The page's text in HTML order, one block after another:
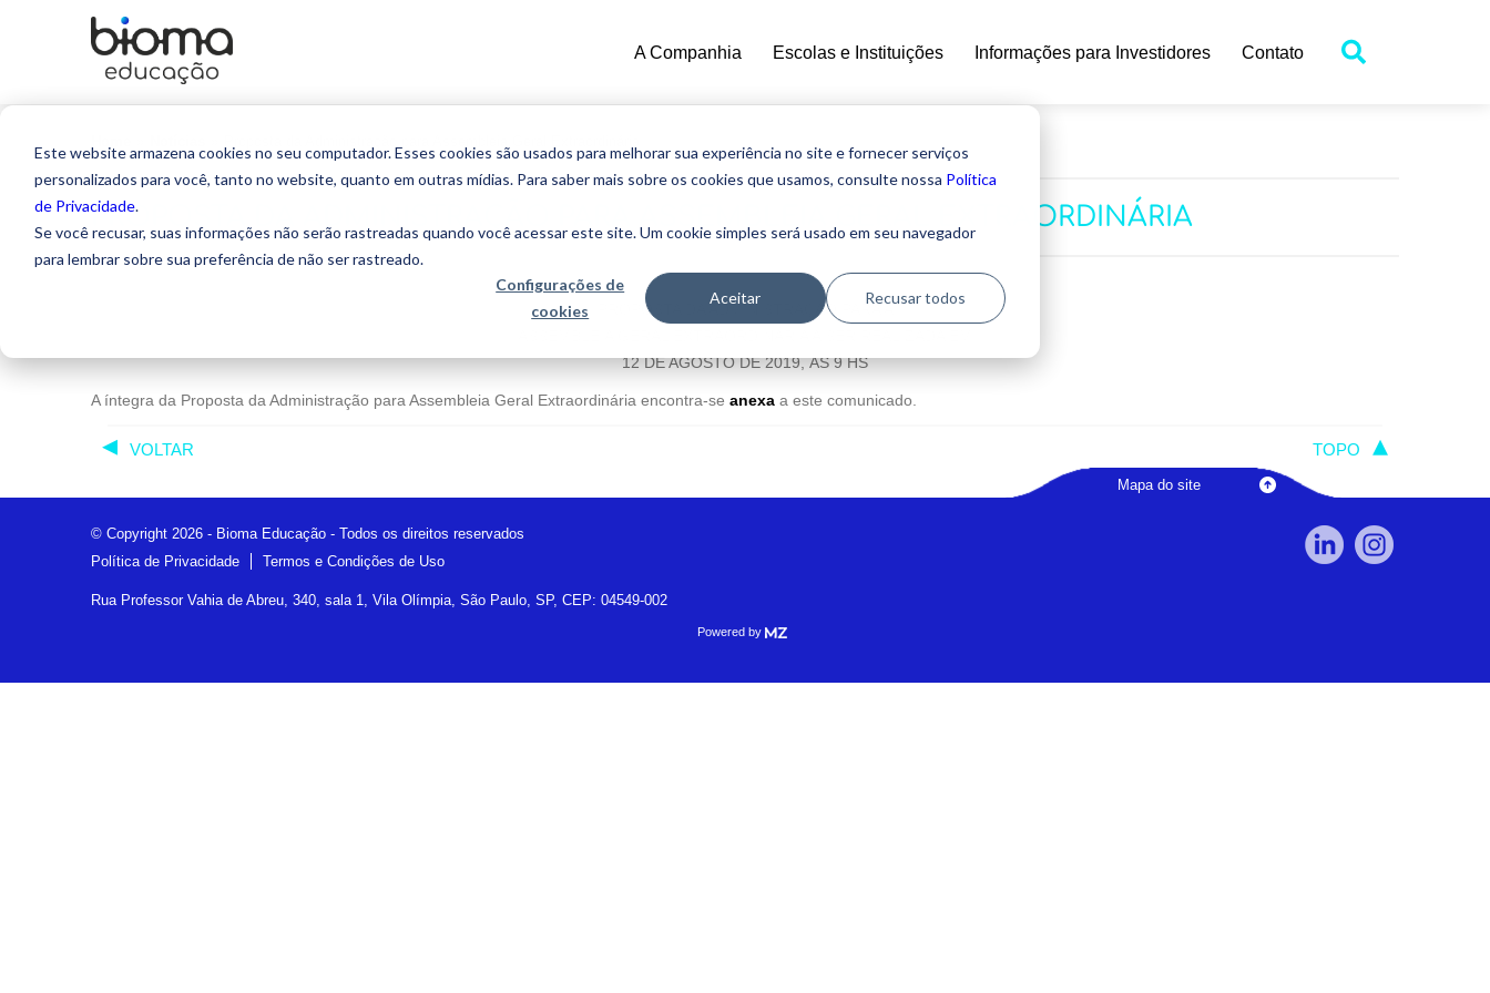
Este website armazena cookies no seu computador. Esses cookies são usados ​​para melhorar sua experiência no site e fornecer serviços
personalizados para você, tanto no website, quanto em outras mídias. Para saber mais sobre os cookies que usamos, consulte nossa Política
de Privacidade.
Se você recusar, suas informações não serão rastreadas quando você acessar este site. Um cookie simples será usado em seu navegador
para lembrar sobre sua preferência de não ser rastreado.
Configurações de
cookies
Aceitar Recusar todos
A Companhia Escolas e Instituições Informações para Investidores Contato
PROPOSTA DA ADMINISTRAÇÃO PARA ASSEMBLEIA GERAL EXTRAORDINÁRIA
PROPOSTA DA ADMINISTRAÇÃO PARA A
12 DE AGOSTO DE 2019, ÀS 9 HS
A íntegra da Proposta da Administração para Assembleia Geral Extraordinária encontra-se anexa a este comunicado.
VOLTAR TOPO
Mapa do site
© Copyright 2026 - Bioma Educação - Todos os direitos reservados
Política de Privacidade
Termos e Condições de Uso
Rua Professor Vahia de Abreu, 340, sala 1, Vila Olímpia, São Paulo, SP, CEP: 04549-002
Powered by